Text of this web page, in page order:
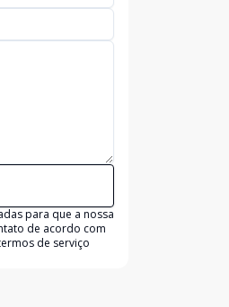
para que a nossa
de acordo com
de serviço